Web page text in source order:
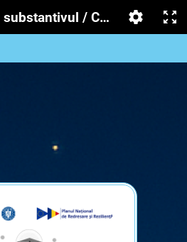
/ Części mowy -